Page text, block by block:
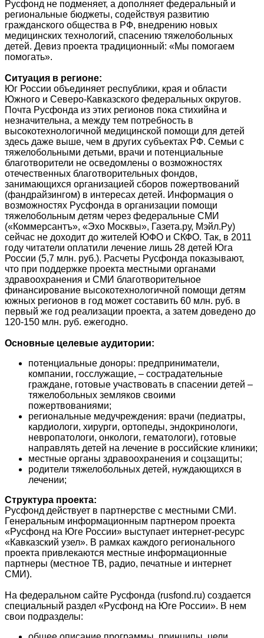
Русфонд не подменяет, а дополняет федеральный и
региональные бюджеты, содействуя развитию
гражданского общества в РФ, внедрению новых
медицинских технологий, спасению тяжелобольных
детей. Девиз проекта традиционный: «Мы помогаем
помогать».
Ситуация в регионе:
Юг России объединяет республики, края и области
Южного и Северо-Кавказского федеральных округов.
Почта Русфонда из этих регионов пока стихийна и
незначительна, а между тем потребность в
высокотехнологичной медицинской помощи для детей
здесь даже выше, чем в других субъектах РФ. Семьи с
тяжелобольными детьми, врачи и потенциальные
благотворители не осведомлены о возможностях
отечественных благотворительных фондов,
занимающихся организацией сборов пожертвований
(фандрайзингом) в интересах детей. Информация о
возможностях Русфонда в организации помощи
тяжелобольным детям через федеральные СМИ
(«Коммерсантъ», «Эхо Москвы», Газета.ру, Мэйл.Ру)
сейчас не доходит до жителей ЮФО и СКФО. Так, в 2011
году читатели оплатили лечение лишь 28 детей Юга
России (5,7 млн. руб.). Расчеты Русфонда показывают,
что при поддержке проекта местными органами
здравоохранения и СМИ благотворительное
финансирование высокотехнологичной помощи детям
южных регионов в год может составить 60 млн. руб. в
первый же год реализации проекта, а затем доведено до
120-150 млн. руб. ежегодно.
Основные целевые аудитории:
потенциальные доноры: предприниматели,
компании, госслужащие, – сострадательные
граждане, готовые участвовать в спасении детей –
тяжелобольных земляков своими
пожертвованиями;
региональные медучреждения: врачи (педиатры,
кардиологи, хирурги, ортопеды, эндокринологи,
невропатологи, онкологи, гематологи), готовые
направлять детей на лечение в российские клиники;
местные органы здравоохранения и соцзащиты;
родители тяжелобольных детей, нуждающихся в
лечении;
Структура проекта:
Русфонд действует в партнерстве с местными СМИ.
Генеральным информационным партнером проекта
«Русфонд на Юге России» выступает интернет-ресурс
«Кавказский узел». В рамках каждого регионального
проекта привлекаются местные информационные
партнеры (местное ТВ, радио, печатные и интернет
СМИ).
На федеральном сайте Русфонда (rusfond.ru) создается
специальный раздел «Русфонд на Юге России». В нем
свои подразделы: